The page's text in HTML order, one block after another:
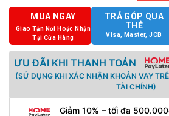
MUA NGAY
Giao Tận Nơi Hoặc Nhận
Tại Cửa Hàng
TRẢ GÓP QUA
THẺ
Visa, Master, JCB
ƯU ĐÃI KHI THANH TOÁN
(SỬ DỤNG KHI XÁC NHẬN KHOẢN VAY
TÀI CHÍNH)
Giảm 10% – tối đa